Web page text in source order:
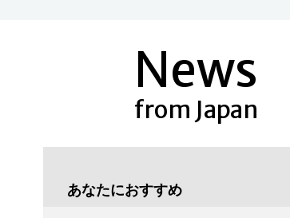
Français
News
from Japan
あなたにおすすめ